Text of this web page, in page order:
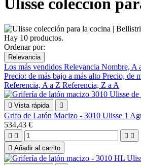
Ulisse colección
Hay 10 productos.
Ordenar por:
Relevancia
Los más vendidos Relevancia Nombre, A
Precio: de más bajo a más alto Precio, de
Referencia, A a Z Referencia, Z a A
 Vista rápida 
Grifo de Latón Macizo - 3010 Ulisse 1
534,43 €
   
 Añadir al carrito